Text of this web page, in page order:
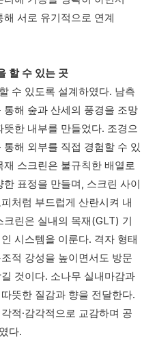
서로 유기적으로 연계
할 수 있는 곳
수 있도록 설계하였다. 남측
해 숲과 산세의 풍경을 조망
한 내부를 만들었다. 조경으
해 외부를 직접 경험할 수 있
스크린은 불규칙한 배열로
표정을 만들며, 스크린 사이
처럼 부드럽게 산란시켜 내
린은 실내의 목재(GLT) 기
시스템을 이룬다. 격자 형태
적 강성을 높이면서도 방문
것이다. 소나무 실내마감과
뜻한 질감과 향을 전달한다.
적·감각적으로 교감하며 공
다.